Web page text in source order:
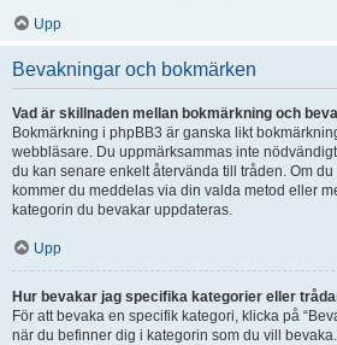
Upp
Bevakningar och bokmärken
Vad är skillnaden mellan bokmärkning och
Bokmärkning i phpBB3 är ganska likt
webbläsare. Du uppmärksammas inte
du kan senare enkelt återvända till tråden. Om
kommer du meddelas via din valda metod eller
kategorin du bevakar uppdateras.
Upp
Hur bevakar jag specifika kategorier eller
För att bevaka en specifik kategori, klicka på
när du befinner dig i kategorin som du vill